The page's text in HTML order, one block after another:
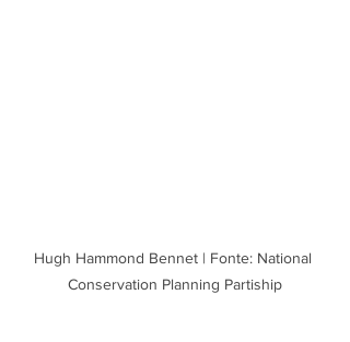
Hugh Hammond Bennet | Fonte: National
Conservation Planning Partiship